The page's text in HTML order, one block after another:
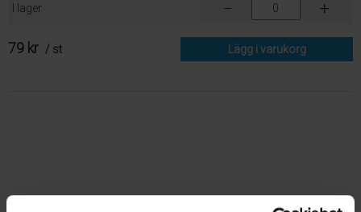
I lager
79 kr / st Lägg i varukorg